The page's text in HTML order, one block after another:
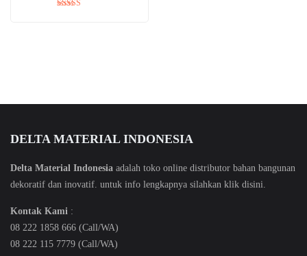
DELTA MATERIAL INDONESIA
Delta Material Indonesia adalah toko online distributor bahan bangunan
dekoratif dan inovatif. untuk info lengkapnya silahkan klik disini.
Kontak Kami :
08 222 1858 666 (Call/WA)
08 222 115 7779 (Call/WA)